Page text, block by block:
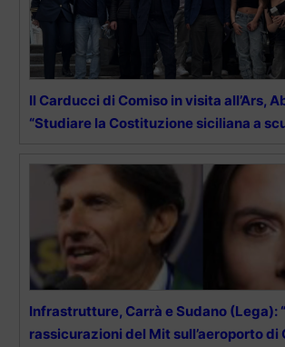
Il Carducci di Comiso in visita all’Ars,
“Studiare la Costituzione siciliana a
Infrastrutture, Carrà e Sudano (Lega):
rassicurazioni del Mit sull’aeroporto di